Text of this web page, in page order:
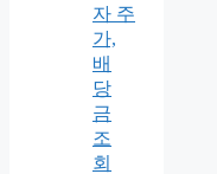
자 주
가,
배
당
금
조
회